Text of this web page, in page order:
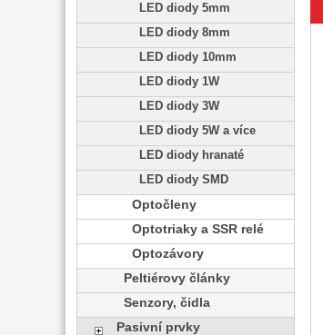
LED diody 5mm
LED diody 8mm
LED diody 10mm
LED diody 1W
LED diody 3W
LED diody 5W a více
LED diody hranaté
LED diody SMD
Optočleny
Optotriaky a SSR relé
Optozávory
Peltiérovy články
Senzory, čidla
Pasivní prvky